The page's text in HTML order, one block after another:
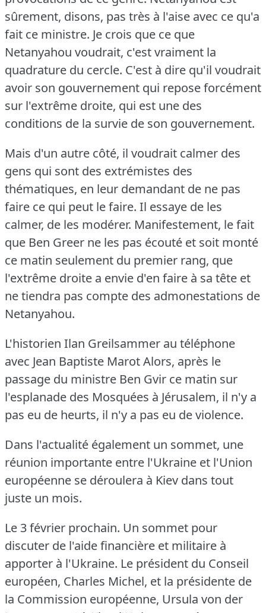
sûrement, disons, pas très à l'aise avec ce qu'a
fait ce ministre. Je crois que ce que
Netanyahou voudrait, c'est vraiment la
quadrature du cercle. C'est à dire qu'il voudrait
avoir son gouvernement qui repose forcément
sur l'extrême droite, qui est une des
conditions de la survie de son gouvernement.
Mais d'un autre côté, il voudrait calmer des
gens qui sont des extrémistes des
thématiques, en leur demandant de ne pas
faire ce qui peut le faire. Il essaye de les
calmer, de les modérer. Manifestement, le fait
que Ben Greer ne les pas écouté et soit monté
ce matin seulement du premier rang, que
l'extrême droite a envie d'en faire à sa tête et
ne tiendra pas compte des admonestations de
Netanyahou.
L'historien Ilan Greilsammer au téléphone
avec Jean Baptiste Marot Alors, après le
passage du ministre Ben Gvir ce matin sur
l'esplanade des Mosquées à Jérusalem, il n'y a
pas eu de heurts, il n'y a pas eu de violence.
Dans l'actualité également un sommet, une
réunion importante entre l'Ukraine et l'Union
européenne se déroulera à Kiev dans tout
juste un mois.
Le 3 février prochain. Un sommet pour
discuter de l'aide financière et militaire à
apporter à l'Ukraine. Le président du Conseil
européen, Charles Michel, et la présidente de
la Commission européenne, Ursula von der